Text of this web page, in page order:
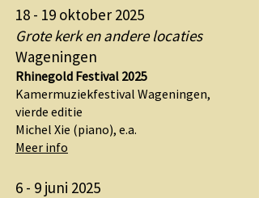
18 - 19 oktober 2025
Grote kerk en andere locaties
Wageningen
Rhinegold Festival 2025
Kamermuziekfestival Wageningen,
vierde editie
Michel Xie (piano), e.a.
Meer info
6 - 9 juni 2025